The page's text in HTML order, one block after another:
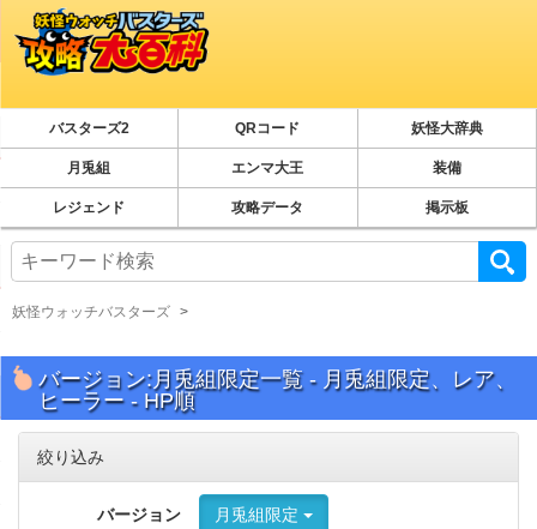
バスターズ2 QRコード 妖怪大辞典
月兎組 エンマ大王 装備
レジェンド 攻略データ 掲示板
妖怪ウォッチバスターズ
バージョン:月兎組限定一覧 - 月兎組限定、レア、
ヒーラー - HP順
絞り込み
バージョン 月兎組限定